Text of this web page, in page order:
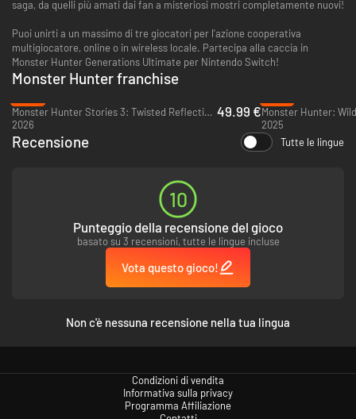
saga, da quelli più amati dai fan a misteriosi mostri completamente nuovi!
Puoi unirti a un massimo di tre giocatori per l'azione cooperativa
multigiocatore, online o in wireless locale. Partecipa alla caccia in
Monster Hunter Generations Ultimate per Nintendo Switch!
Monster Hunter franchise
Monster Hunter Stories 3: Twisted Reflection - Xbox Series X|S
2026
49.99 €Monster Hunter:
2025
Recensione Tutte le lingue
10
Punteggio della recensione del gioco
basato su 3 recensioni, tutte le lingue incluse
Vota questo gioco!
Non c'è nessuna recensione nella tua lingua
Condizioni di vendita
Informativa sulla privacy
Programma Affiliazione